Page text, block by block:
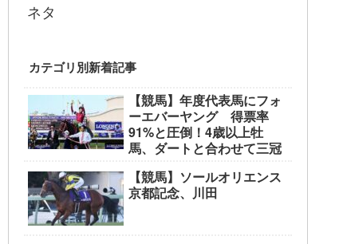
ネタ
カテゴリ別新着記事
【競馬】年度代表馬にフォ
ーエバーヤング 得票率
91%と圧倒！4歳以上牡
馬、ダートと合わせて三冠
【競馬】ソールオリエンス
京都記念、川田